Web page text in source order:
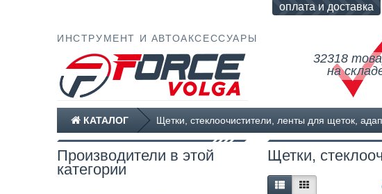
ИНСТРУМЕНТ И АВТОАКСЕССУАРЫ
оплата и доставка
32318
на
КАТАЛОГ Щетки, стеклоочистители, ленты для щеток,
Производители в этой
категории
Щетки,